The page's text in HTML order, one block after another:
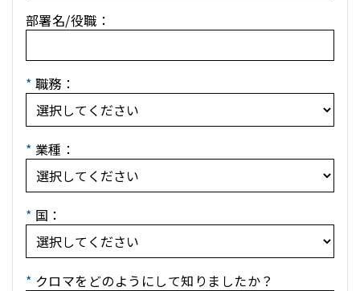
部署名/役職：
* 職務：
* 業種：
* 国：
* クロマをどのようにして知りましたか？